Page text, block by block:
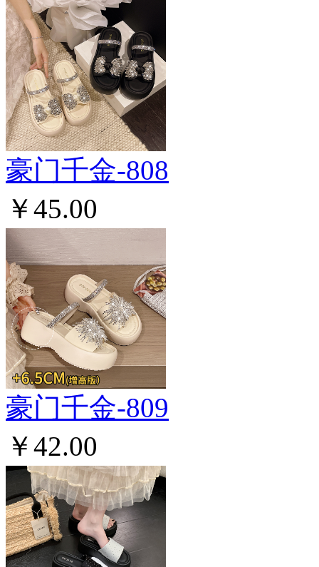
豪门千金-808
￥45.00
豪门千金-809
￥42.00